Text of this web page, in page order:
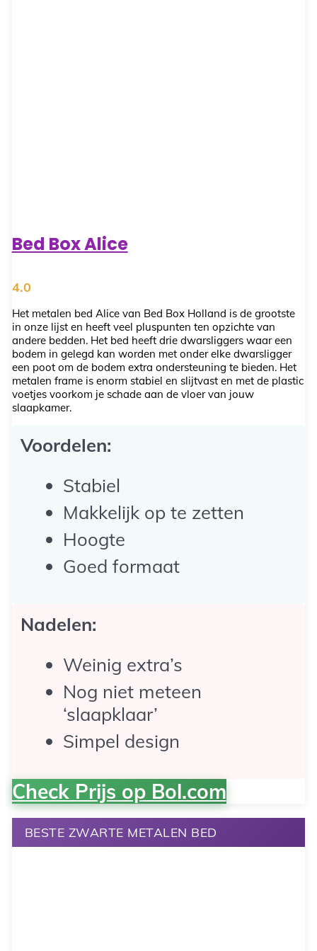
Bed Box Alice
4.0
Het metalen bed Alice van Bed Box Holland is de grootste
in onze lijst en heeft veel pluspunten ten opzichte van
andere bedden. Het bed heeft drie dwarsliggers waar een
bodem in gelegd kan worden met onder elke dwarsligger
een poot om de bodem extra ondersteuning te bieden. Het
metalen frame is enorm stabiel en slijtvast en met de plastic
voetjes voorkom je schade aan de vloer van jouw
slaapkamer.
Voordelen:
Stabiel
Makkelijk op te zetten
Hoogte
Goed formaat
Nadelen:
Weinig extra’s
Nog niet meteen
‘slaapklaar’
Simpel design
Check Prijs op Bol.com
BESTE ZWARTE METALEN BED